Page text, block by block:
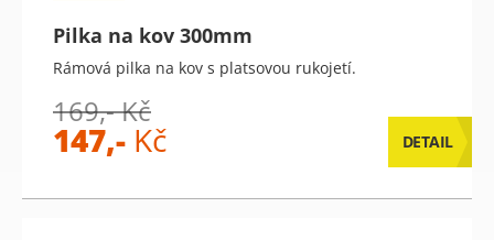
Pilka na kov 300mm
Rámová pilka na kov s platsovou rukojetí.
169,- Kč
147,- Kč DETAIL